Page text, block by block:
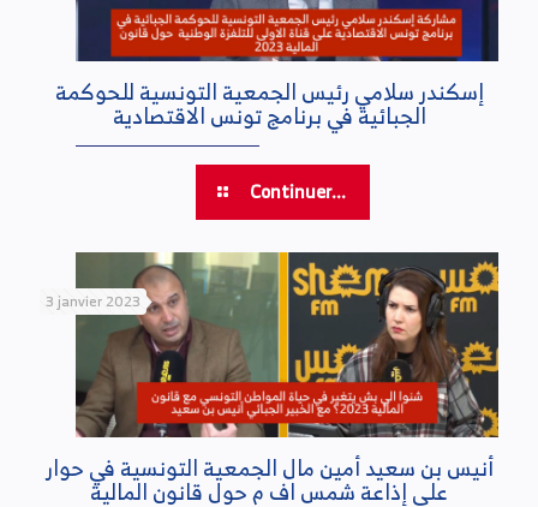
إسكندر سلامي رئيس الجمعية التونسية للحوكمة
الجبائية في برنامج تونس الاقتصادية
Continuer...
3 janvier 2023
أنيس بن سعيد أمين مال الجمعية التونسية في حوار
على إذاعة شمس اف م حول قانون المالية